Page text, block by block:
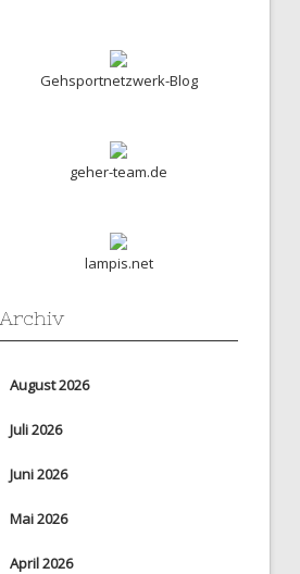
Gehsportnetzwerk-Blog
geher-team.de
lampis.net
Archiv
August 2026
Juli 2026
Juni 2026
Mai 2026
April 2026